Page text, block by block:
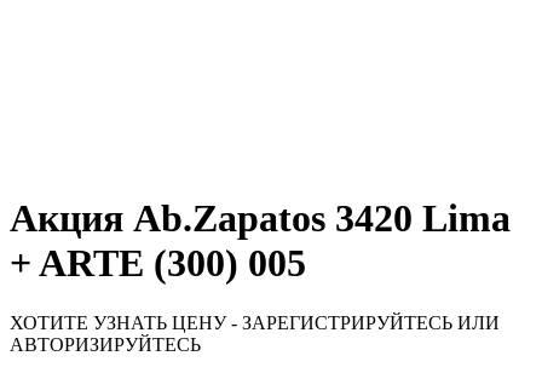
Акция Ab.Zapatos 3420 Lima
+ ARTE (300) 005
ХОТИТЕ УЗНАТЬ ЦЕНУ - ЗАРЕГИСТРИРУЙТЕСЬ ИЛИ
АВТОРИЗИРУЙТЕСЬ